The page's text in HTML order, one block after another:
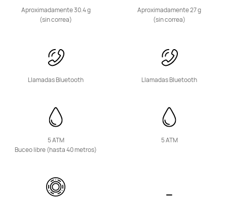
Conoce más
HUAWEI Band 11 Pro
Aproximadamente 30.4 g
(sin correa)
Llamadas Bluetooth
5 ATM
Buceo libre (hasta 40 metros)
Aproximadamente 27 g
(sin correa)
Llamadas Bluetooth
5 ATM